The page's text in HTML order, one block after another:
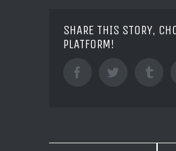
SHARE THIS STORY,
PLATFORM!
FacebookTwitter